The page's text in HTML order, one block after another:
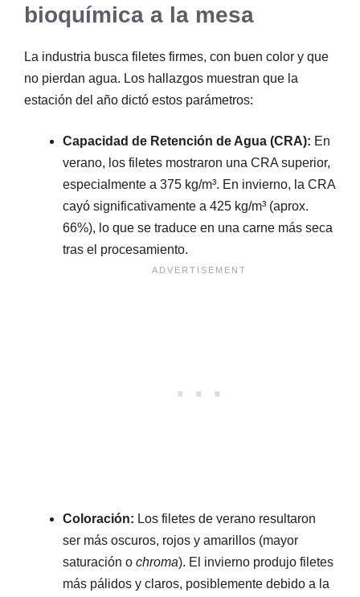
bioquímica a la mesa
La industria busca filetes firmes, con buen color y que
no pierdan agua. Los hallazgos muestran que la
estación del año dictó estos parámetros:
Capacidad de Retención de Agua (CRA): En
verano, los filetes mostraron una CRA superior,
especialmente a 375 kg/m³. En invierno, la CRA
cayó significativamente a 425 kg/m³ (aprox.
66%), lo que se traduce en una carne más seca
tras el procesamiento.
Coloración: Los filetes de verano resultaron
ser más oscuros, rojos y amarillos (mayor
saturación o chroma). El invierno produjo filetes
más pálidos y claros, posiblemente debido a la